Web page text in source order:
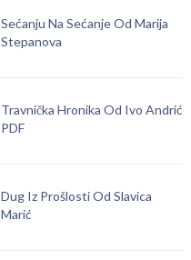
Sećanju Na Sećanje Od Marija
Stepanova
Travnička Hronika Od Ivo Andrić
PDF
Dug Iz Prošlosti Od Slavica
Marić